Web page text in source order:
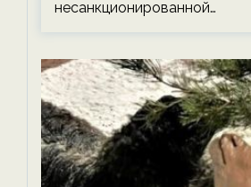
несанкционированной…